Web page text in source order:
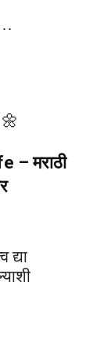
– मराठी
द्या